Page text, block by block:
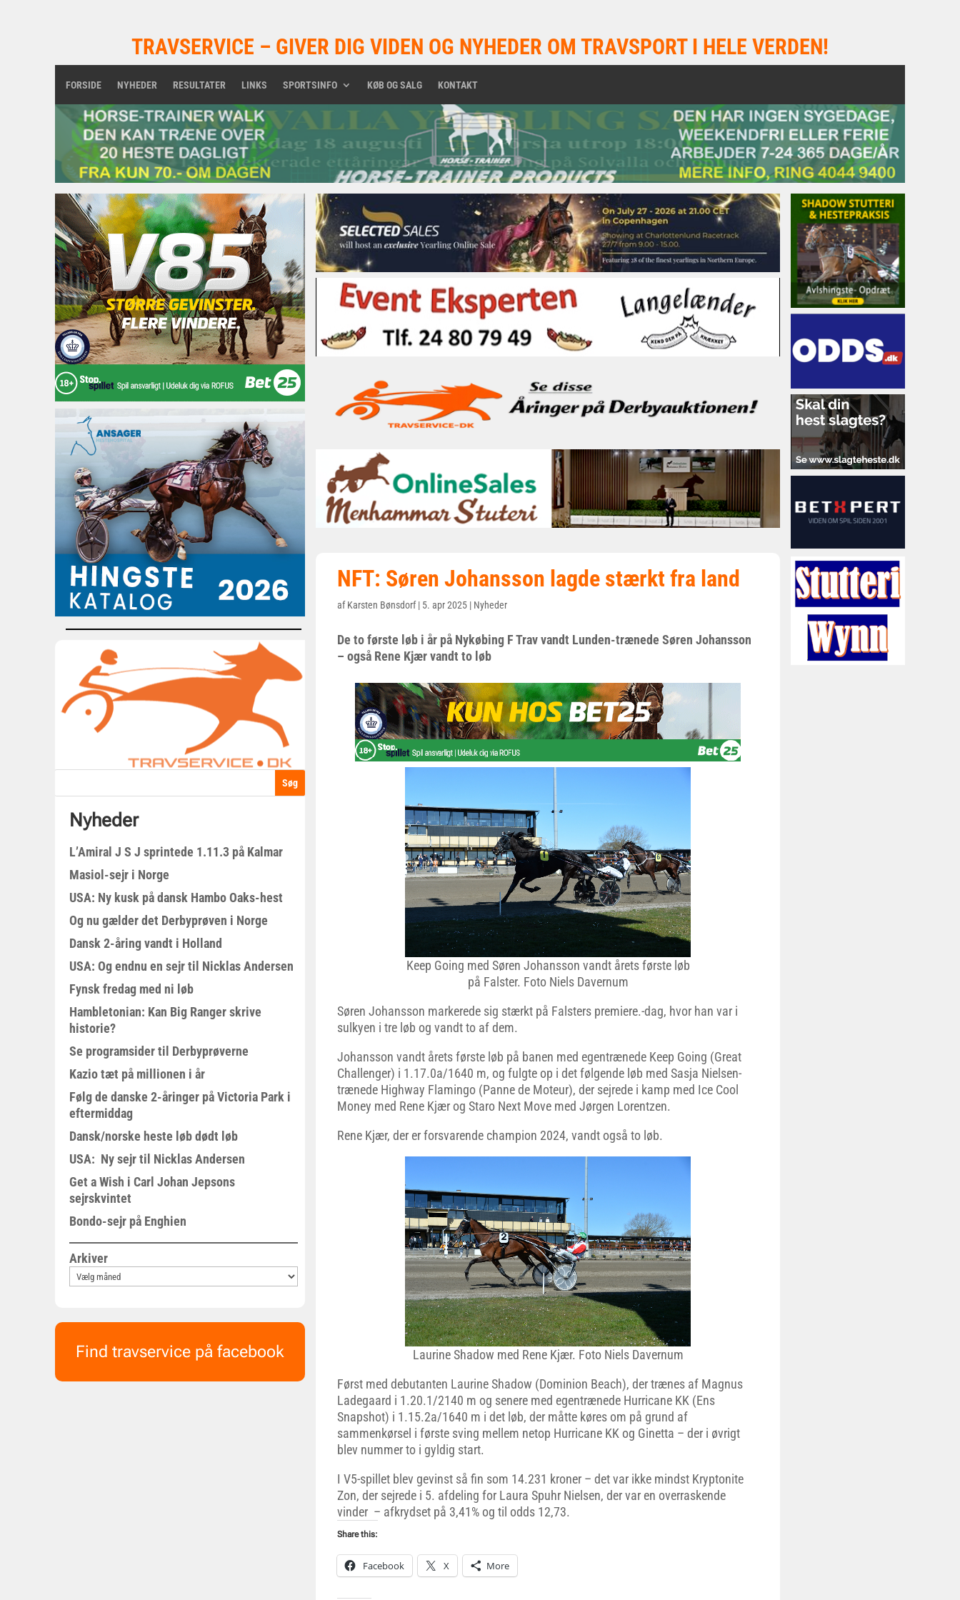
TRAVSERVICE – GIVER DIG VIDEN OG NYHEDER OM TRAVSPORT I HELE VERDEN!
FORSIDE NYHEDER RESULTATER LINKS SPORTSINFO KØB OG SALG KONTAKT
Nyheder
L’Amiral J S J sprintede 1.11.3 på Kalmar
Masiol-sejr i Norge
USA: Ny kusk på dansk Hambo Oaks-hest
Og nu gælder det Derbyprøven i Norge
Dansk 2-åring vandt i Holland
USA: Og endnu en sejr til Nicklas Andersen
Fynsk fredag med ni løb
Hambletonian: Kan Big Ranger skrive
historie?
Se programsider til Derbyprøverne
Kazio tæt på millionen i år
Følg de danske 2-åringer på Victoria Park i
eftermiddag
Dansk/norske heste løb dødt løb
USA: Ny sejr til Nicklas Andersen
Get a Wish i Carl Johan Jepsons
sejrskvintet
Bondo-sejr på Enghien
Arkiver
Find travservice på facebook
NFT: Søren Johansson lagde stærkt fra land
afKarsten Bønsdorf| 5. apr 2025 | Nyheder
De to første løb i år på Nykøbing F Trav vandt Lunden-trænede Søren Johansson
– også Rene Kjær vandt to løb
Keep Going med Søren Johansson vandt årets første løb
på Falster. Foto Niels Davernum
Søren Johansson markerede sig stærkt på Falsters premiere.-dag, hvor han var i
sulkyen i tre løb og vandt to af dem.
Johansson vandt årets første løb på banen med egentrænede Keep Going (Great
Challenger) i 1.17.0a/1640 m, og fulgte op i det følgende løb med Sasja Nielsen-
trænede Highway Flamingo (Panne de Moteur), der sejrede i kamp med Ice Cool
Money med Rene Kjær og Staro Next Move med Jørgen Lorentzen.
Rene Kjær, der er forsvarende champion 2024, vandt også to løb.
Laurine Shadow med Rene Kjær. Foto Niels Davernum
Først med debutanten Laurine Shadow (Dominion Beach), der trænes af Magnus
Ladegaard i 1.20.1/2140 m og senere med egentrænede Hurricane KK (Ens
Snapshot) i 1.15.2a/1640 m i det løb, der måtte køres om på grund af
sammenkørsel i første sving mellem netop Hurricane KK og Ginetta – der i øvrigt
blev nummer to i gyldig start.
I V5-spillet blev gevinst så fin som 14.231 kroner – det var ikke mindst Kryptonite
Zon, der sejrede i 5. afdeling for Laura Spuhr Nielsen, der var en overraskende
vinder – afkrydset på 3,41% og til odds 12,73.
Share this:
Facebook X More